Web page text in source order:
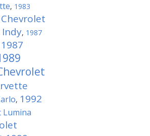
, 1983
, 1987
1987
, 1992
Lumina